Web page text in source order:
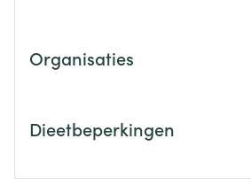
Organisaties
Dieetbeperkingen